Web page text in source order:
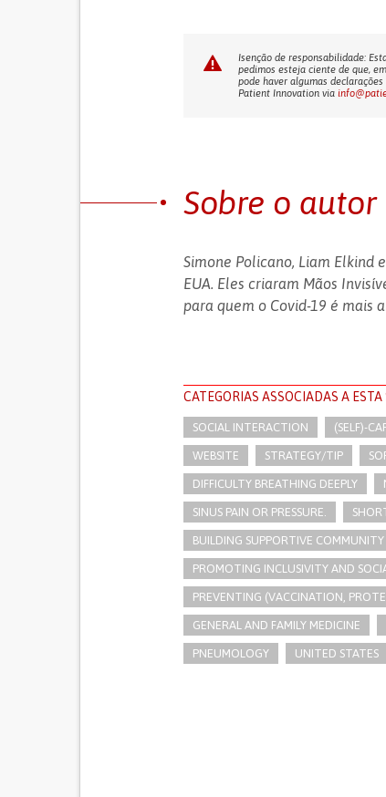
Isenção de responsabilidade:
pedimos esteja ciente de que,
pode haver algumas
Patient Innovation via
Sobre o autor
Simone Policano, Liam Elkind
EUA. Eles criaram Mãos
para quem o Covid-19 é mais
CATEGORIAS ASSOCIADAS A ESTA
SOCIAL INTERACTION (SELF)-
WEBSITE STRATEGY/TIP​
DIFFICULTY BREATHING DEEPLY
SINUS PAIN OR PRESSURE.
BUILDING SUPPORTIVE COMMUNITY
PROMOTING INCLUSIVITY AND
PREVENTING (VACCINATION,
GENERAL AND FAMILY MEDICINE
PNEUMOLOGY UNITED STATES